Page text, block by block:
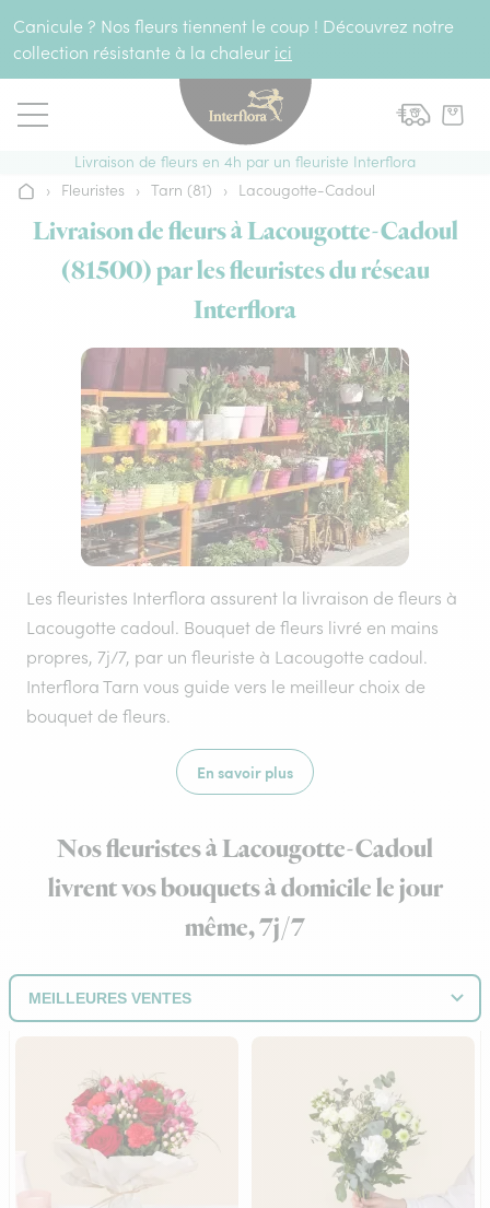
Canicule ? Nos fleurs tiennent le coup ! Découvrez notre
collection résistante à la chaleur ici
Livraison de fleurs en 4h par un fleuriste Interflora
Accueil
› Fleuristes › Tarn (81) › Lacougotte-Cadoul
Livraison de fleurs à Lacougotte-Cadoul
(81500) par les fleuristes du réseau
Interflora
Les fleuristes Interflora assurent la livraison de fleurs à
Lacougotte cadoul. Bouquet de fleurs livré en mains
propres, 7j/7, par un fleuriste à Lacougotte cadoul.
Interflora Tarn vous guide vers le meilleur choix de
bouquet de fleurs.
En savoir plus
Nos fleuristes à Lacougotte-Cadoul
livrent vos bouquets à domicile le jour
même, 7j/7